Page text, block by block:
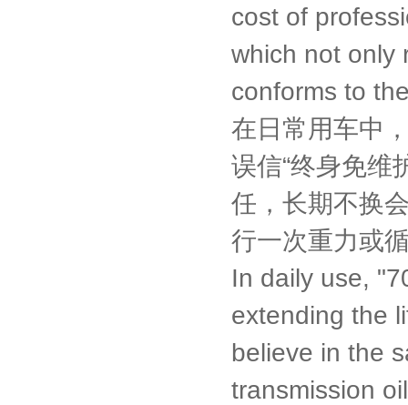
cost of
which not only
conforms to
在日常用车中
误信“终身免维
任，长期不换
行一次重力或
In daily use,
extending the
believe in the
transmission